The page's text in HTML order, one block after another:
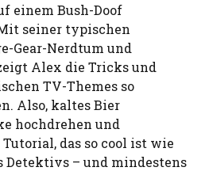
einem Bush-Doof
seiner typischen
Gear-Nerdtum und
Alex die Tricks und
TV-Themes so
Also, kaltes Bier
hochdrehen und
das so cool ist wie
Detektivs – und mindestens